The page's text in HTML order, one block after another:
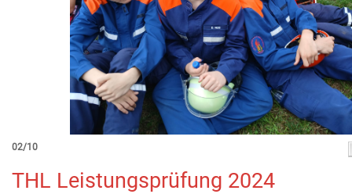
02/10
THL Leistungsprüfung 2024